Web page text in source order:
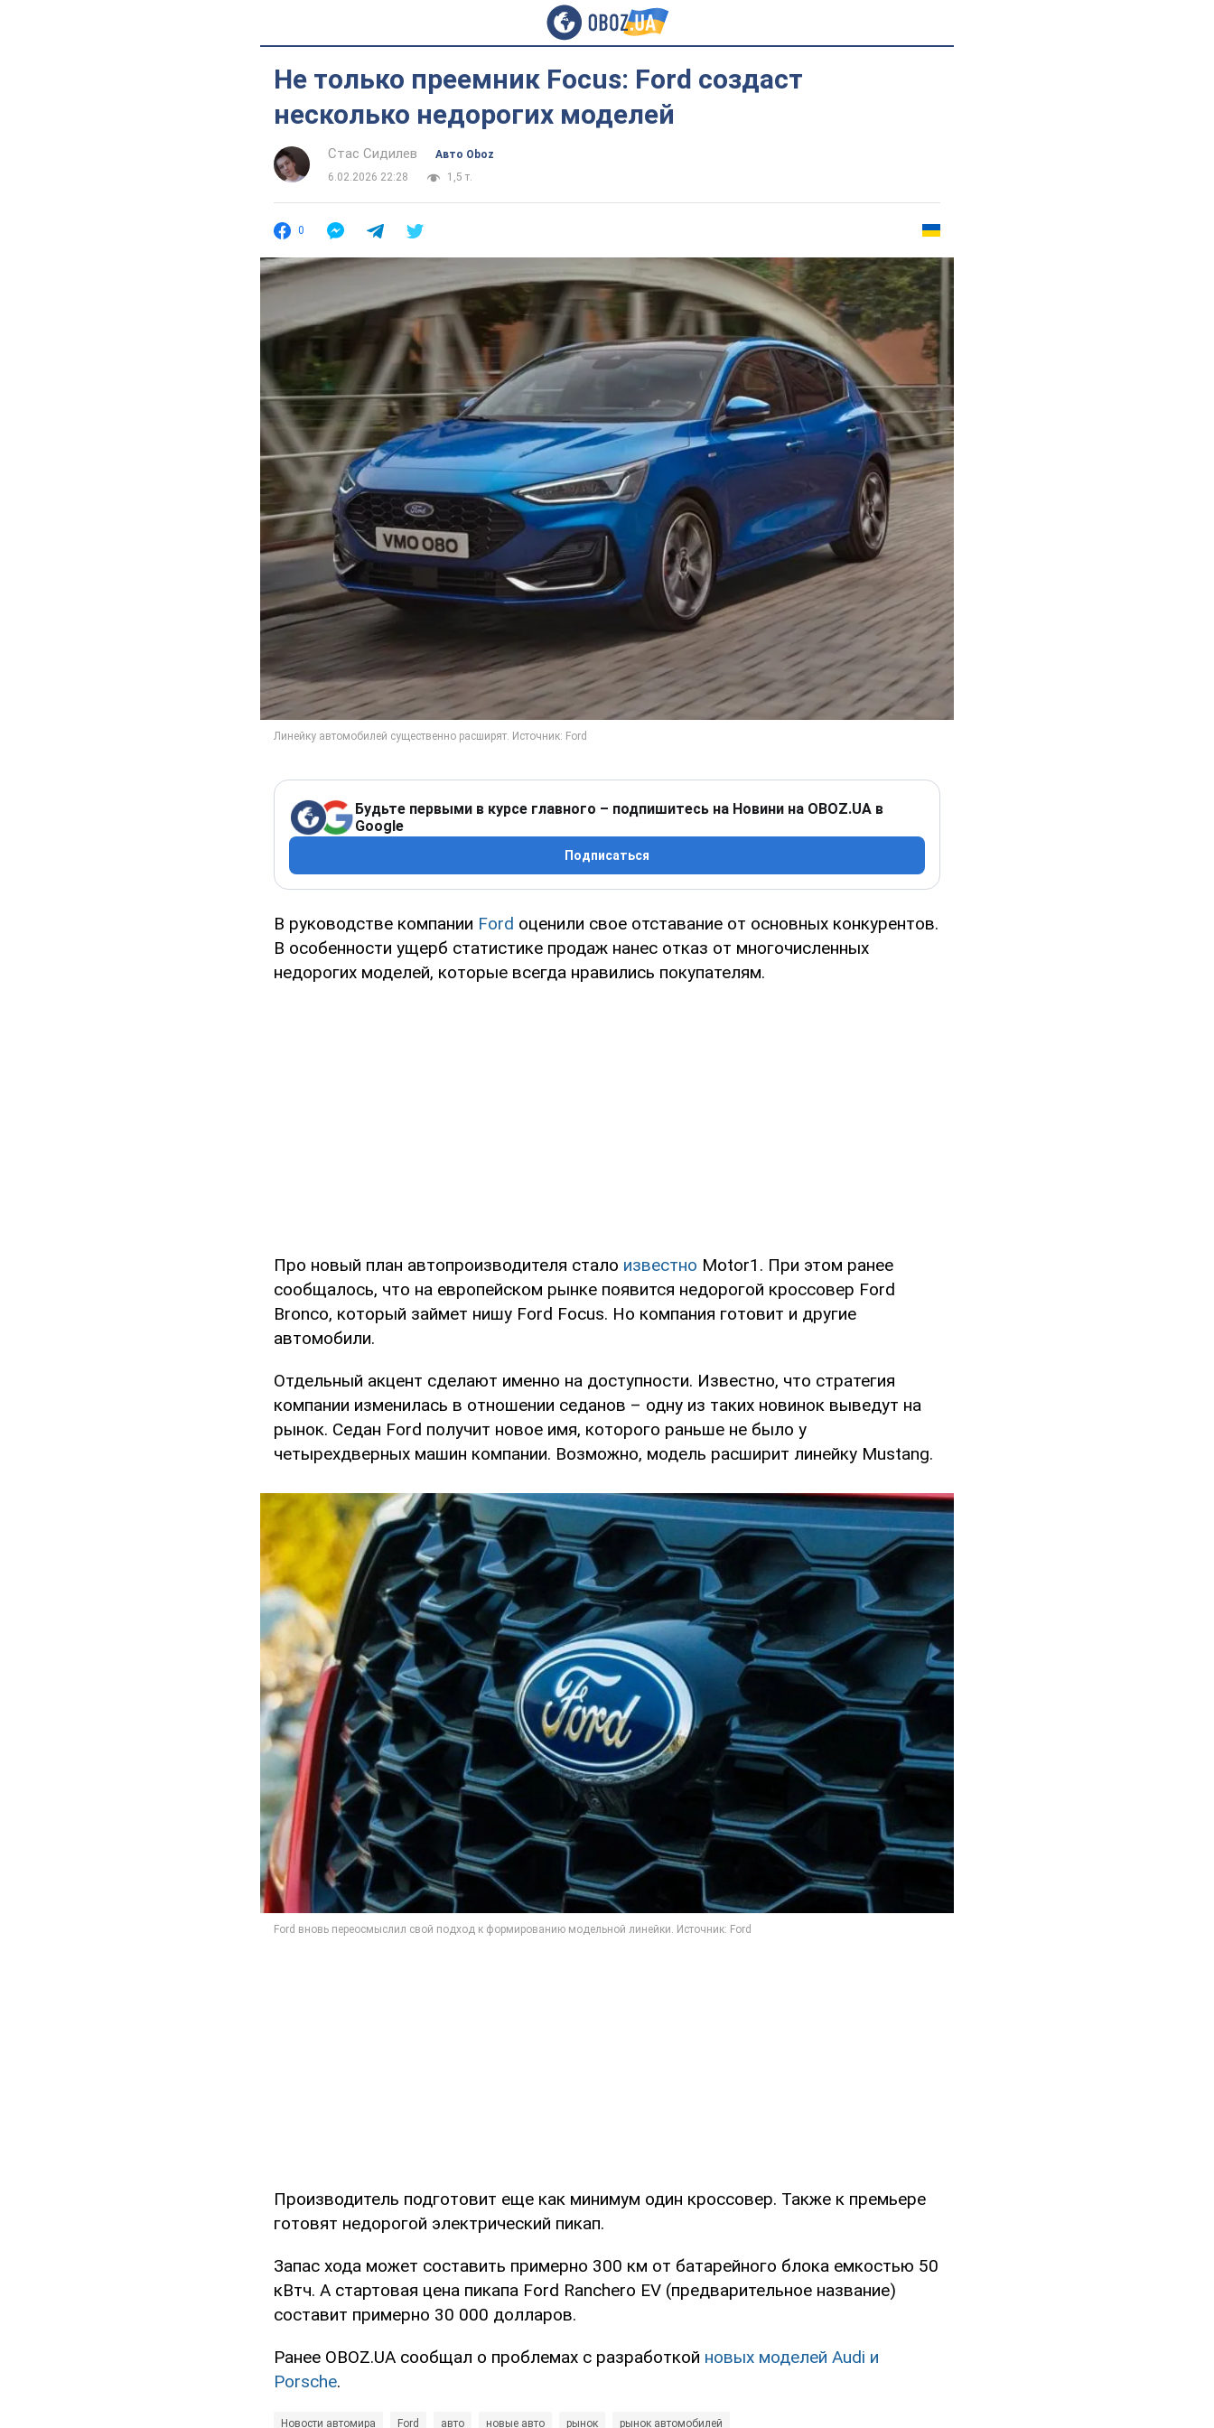
Не только преемник Focus: Ford создаст
несколько недорогих моделей
Стас Сидилев
Авто Oboz
6.02.2026 22:28
1,5 т.
0
Будьте первыми в курсе главного – подпишитесь на Новини на OBOZ.UA в
Google
Подписаться
В руководстве компании Ford оценили свое отставание от основных конкурентов.
В особенности ущерб статистике продаж нанес отказ от многочисленных
недорогих моделей, которые всегда нравились покупателям.
Про новый план автопроизводителя стало известно Motor1. При этом ранее
сообщалось, что на европейском рынке появится недорогой кроссовер Ford
Bronco, который займет нишу Ford Focus. Но компания готовит и другие
автомобили.
Отдельный акцент сделают именно на доступности. Известно, что стратегия
компании изменилась в отношении седанов – одну из таких новинок выведут на
рынок. Седан Ford получит новое имя, которого раньше не было у
четырехдверных машин компании. Возможно, модель расширит линейку Mustang.
Производитель подготовит еще как минимум один кроссовер. Также к премьере
готовят недорогой электрический пикап.
Запас хода может составить примерно 300 км от батарейного блока емкостью 50
кВтч. А стартовая цена пикапа Ford Ranchero EV (предварительное название)
составит примерно 30 000 долларов.
Ранее OBOZ.UA сообщал о проблемах с разработкой новых моделей Audi и
Porsche.
Новости автомира Ford авто новые авто рынок рынок автомобилей